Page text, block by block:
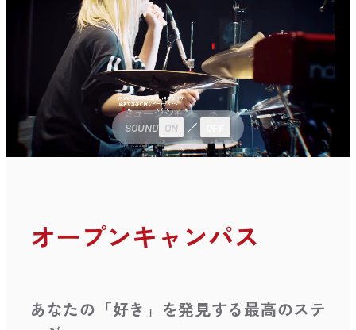
SOUND ON
オープンキャンパス
あなたの「好き」を発見する最高のステ